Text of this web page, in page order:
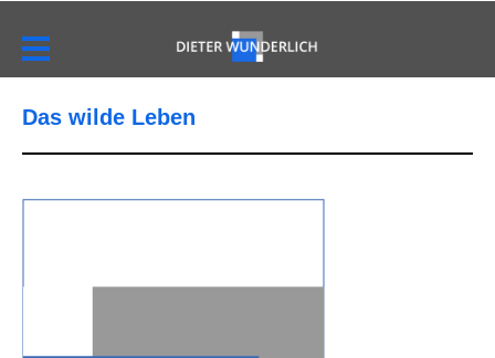
Das wilde Leben